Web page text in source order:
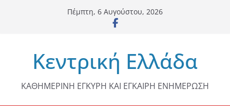
Πέμπτη, 6 Αυγούστου, 2026
Κεντρική Ελλάδα
ΚΑΘΗΜΕΡΙΝΗ ΕΓΚΥΡΗ ΚΑΙ ΕΓΚΑΙΡΗ ΕΝΗΜΕΡΩΣΗ